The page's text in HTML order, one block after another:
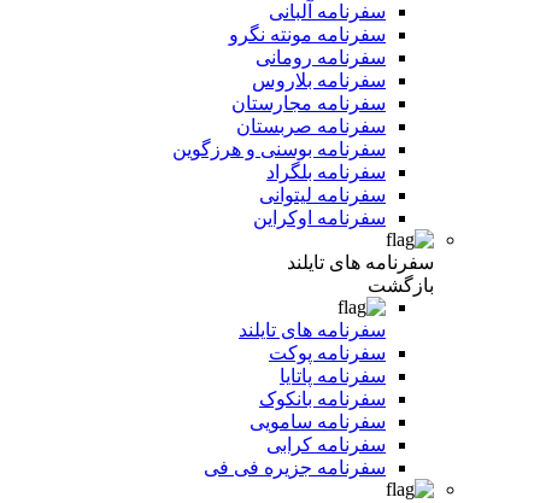
سفرنامه آلبانی
سفرنامه مونته نگرو
سفرنامه رومانی
سفرنامه بلاروس
سفرنامه مجارستان
سفرنامه صربستان
سفرنامه بوسنی و هرزگوین
سفرنامه بلگراد
سفرنامه لیتوانی
سفرنامه اوکراین
سفرنامه های تایلند
بازگشت
سفرنامه های تایلند
سفرنامه پوکت
سفرنامه پاتایا
سفرنامه بانکوک
سفرنامه سامویی
سفرنامه کرابی
سفرنامه جزیره فی فی